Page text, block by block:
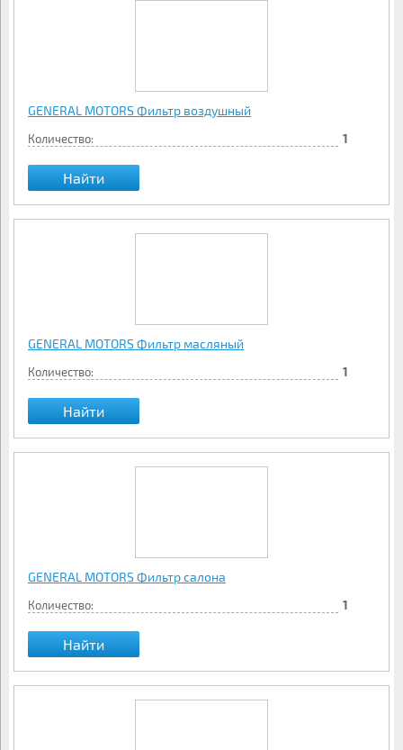
GENERAL MOTORS Фильтр воздушный
Количество: 1
Найти
GENERAL MOTORS Фильтр масляный
Количество: 1
Найти
GENERAL MOTORS Фильтр салона
Количество: 1
Найти